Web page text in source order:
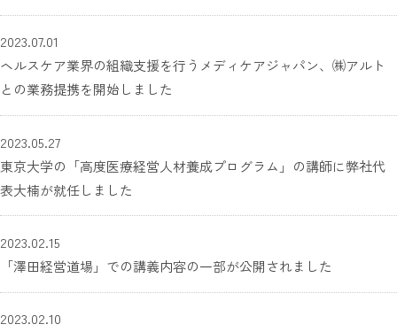
2023.07.01
ヘルスケア業界の組織支援を行うメディケアジャパン、㈱アルト
との業務提携を開始しました
2023.05.27
東京大学の「高度医療経営人材養成プログラム」の講師に弊社代
表大楠が就任しました
2023.02.15
「澤田経営道場」での講義内容の一部が公開されました
2023.02.10